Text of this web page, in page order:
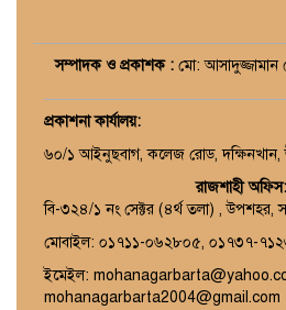
সম্পাদক ও প্রকাশক : মো:
প্রকাশনা কার্যালয়:
৬০/১ আইনুছবাগ, কলেজ রোড, দক্ষিনখান,
রাজশাহী অফিস:
বি-৩২৪/১ নং সেক্টর (৪র্থ তলা) , উপশহর,
মোবাইল: ০১৭১১-০৬২৮০৫, ০১৭৩৭-
ইমেইল:
mohanagarbarta2004@gmail.com